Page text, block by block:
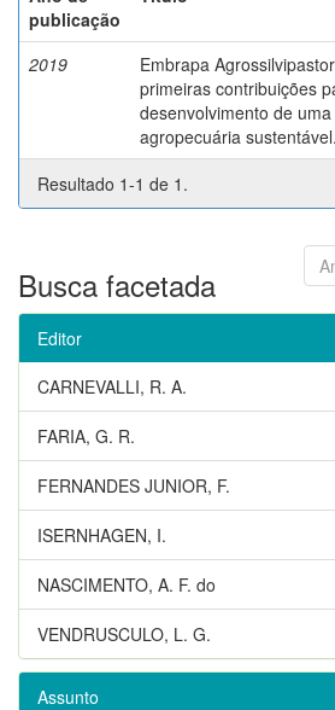
publicação
2019
Embrapa
primeiras contribuições
desenvolvimento de uma
agropecuária sustentável.
Resultado 1-1 de 1.
Busca facetada
Editor
CARNEVALLI, R. A.
FARIA, G. R.
FERNANDES JUNIOR, F.
ISERNHAGEN, I.
NASCIMENTO, A. F. do
VENDRUSCULO, L. G.
Assunto